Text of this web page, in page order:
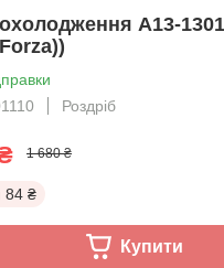
A13-
Роздріб
1 680 ₴
84 ₴
Купити